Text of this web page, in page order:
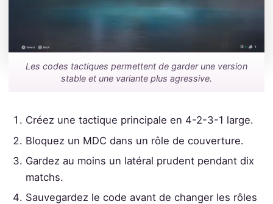
Les codes tactiques permettent de garder une version
stable et une variante plus agressive.
Créez une tactique principale en 4-2-3-1 large.
Bloquez un MDC dans un rôle de couverture.
Gardez au moins un latéral prudent pendant dix
matchs.
Sauvegardez le code avant de changer les rôles